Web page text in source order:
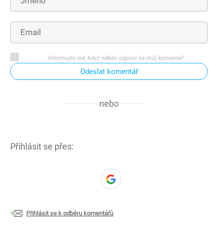
Informujte mě, když někdo odpoví na můj komentář
Odeslat komentář
nebo
Přihlásit se přes:
Přihlásit se k odběru komentářů